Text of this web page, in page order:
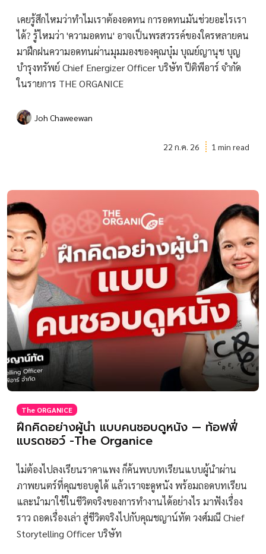
เคยรู้สึกไหมว่าทำไมเราต้องอดทน การอดทนมันช่วยอะไรเรา
ได้? รู้ไหมว่า 'ความอดทน' อาจเป็นพรสวรรค์ของใครหลายคน
มาฝึกฝนความอดทนผ่านมุมมองของคุณบุ๋ม บุณย์ญานุช บุญ
บํารุงทรัพย์ Chief Energizer Officer บริษัท ปีติพีอาร์ จำกัด
ในรายการ THE ORGANICE
Joh Chaweewan
22 ก.ค. 26 1 min read
The ORGANICE
ฝึกคิดอย่างผู้นำ แบบคนชอบดูหนัง — ท้อฟฟี่
แบรดชอว์ -The Organice
ไม่ต้องไปลงเรียนราคาแพง ก็ค้นพบบทเรียนแบบผู้นำผ่าน
ภาพยนตร์ที่คุณชอบดูได้ แล้วเราจะดูหนัง พร้อมถอดบทเรียน
และนำมาใช้ในชีวิตจริงของการทำงานได้อย่างไร มาฟังเรื่อง
ราว ถอดเรื่องเล่า สู่ชีวิตจริงไปกับคุณชญาน์ทัต วงศ์มณี Chief
Storytelling Officer บริษัท